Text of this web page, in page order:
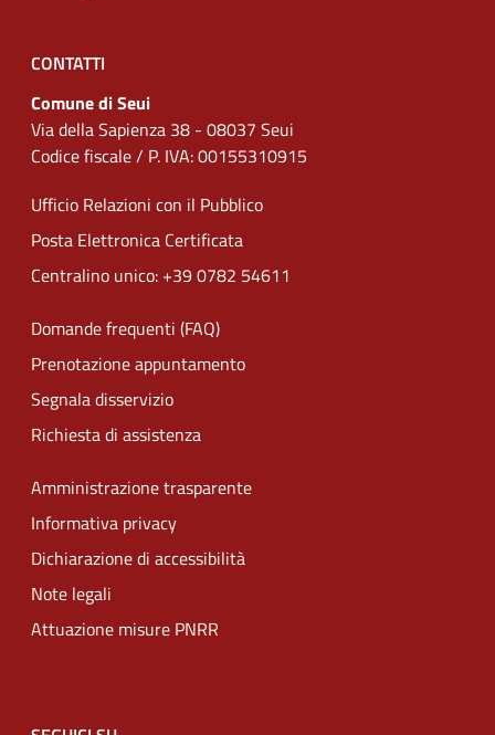
CONTATTI
Comune di Seui
Via della Sapienza 38 - 08037 Seui
Codice fiscale / P. IVA: 00155310915
Ufficio Relazioni con il Pubblico
Posta Elettronica Certificata
Centralino unico: +39 0782 54611
Domande frequenti (FAQ)
Prenotazione appuntamento
Segnala disservizio
Richiesta di assistenza
Amministrazione trasparente
Informativa privacy
Dichiarazione di accessibilità
Note legali
Attuazione misure PNRR